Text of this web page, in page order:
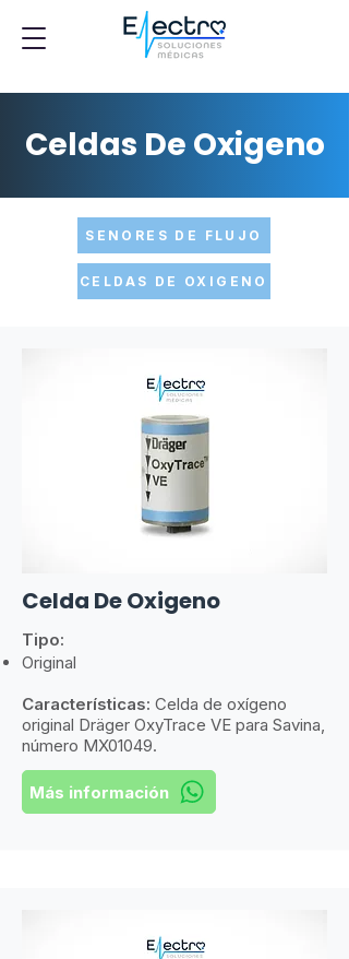
Celdas De Oxigeno
SENORES DE FLUJO
CELDAS DE OXIGENO
Celda De Oxigeno
Tipo:
Original
Características: Celda de oxígeno
original Dräger OxyTrace VE para Savina,
número MX01049.
Más información